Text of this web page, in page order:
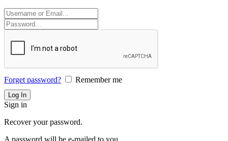
Forget password? Remember me
Sign in
Recover your password.
A password will be e-mailed to you.